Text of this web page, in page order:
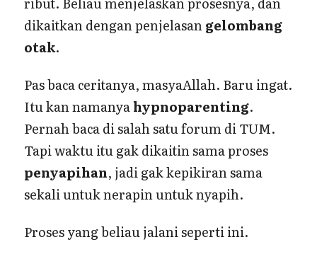
dikaitkan dengan penjelasangelombang
otak.
Pas baca ceritanya, masyaAllah. Baru ingat.
Itu kan namanyahypnoparenting.
Pernah baca di salah satu forum di TUM.
Tapi waktu itu gak dikaitin sama proses
penyapihan, jadi gak kepikiran sama
sekali untuk nerapin untuk nyapih.
Proses yang beliau jalani seperti ini.